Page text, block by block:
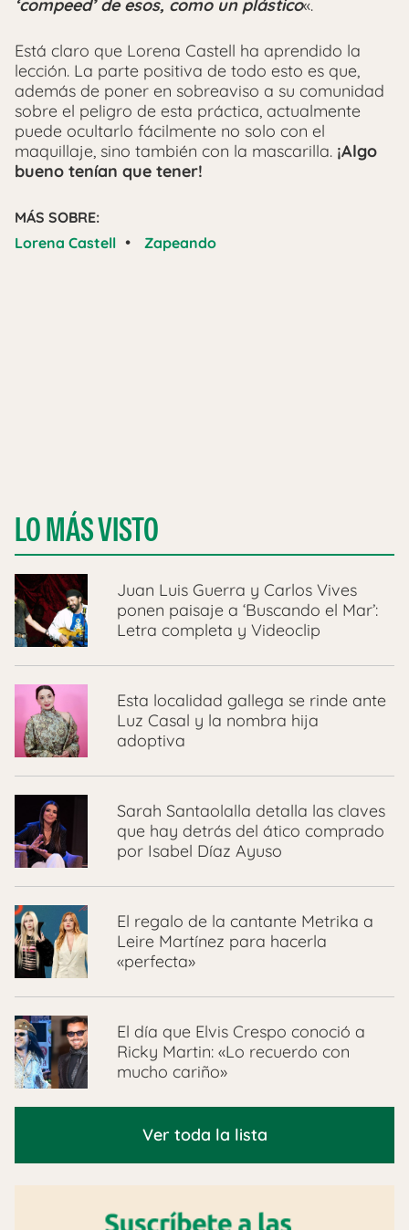
‘compeed’ de esos, como un plástico«.
Está claro que Lorena Castell ha aprendido la
lección. La parte positiva de todo esto es que,
además de poner en sobreaviso a su comunidad
sobre el peligro de esta práctica, actualmente
puede ocultarlo fácilmente no solo con el
maquillaje, sino también con la mascarilla. ¡Algo
bueno tenían que tener!
MÁS SOBRE:
Lorena Castell • Zapeando
LO MÁS VISTO
Juan Luis Guerra y Carlos Vives
ponen paisaje a ‘Buscando el Mar’:
Letra completa y Videoclip
Esta localidad gallega se rinde ante
Luz Casal y la nombra hija
adoptiva
Sarah Santaolalla detalla las claves
que hay detrás del ático comprado
por Isabel Díaz Ayuso
El regalo de la cantante Metrika a
Leire Martínez para hacerla
«perfecta»
El día que Elvis Crespo conoció a
Ricky Martin: «Lo recuerdo con
mucho cariño»
Ver toda la lista